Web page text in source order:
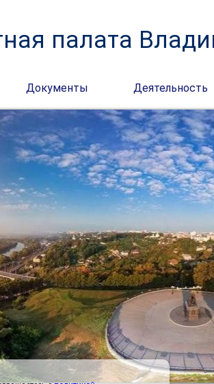
палата
Документы Деятельность